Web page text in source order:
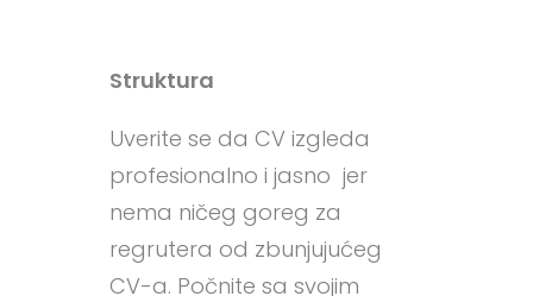
Struktura
Uverite se da CV izgleda
profesionalno i jasno jer
nema ničeg goreg za
regrutera od zbunjujućeg
CV-a. Počnite sa svojim